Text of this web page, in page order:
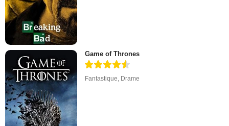
Game of Thrones
Fantastique Drame